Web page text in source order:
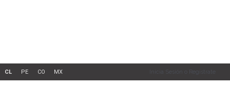
Inicia Sesión o Registrate